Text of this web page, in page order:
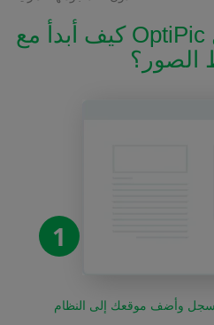
كيف أبدأ مع OptiPic خدمة ل Symfony
الصور؟
1
سجل وأضف موقعك إلى النظام